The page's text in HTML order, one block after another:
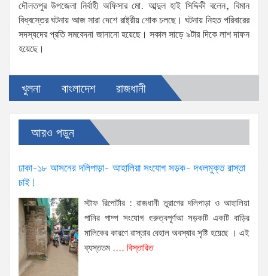
দৌলতপুর উপজেলা নির্বাহী অফিসার মো. আব্দুল হাই সিদ্দিকী বলেন, বিমান
বিধ্বস্তের ঘটনায় আজ সারা দেশে রাষ্ট্রীয় শোক চলছে। ঘটনায় নিহত পরিবারের
সদস্যদের প্রতি সমবেদনা জানানো হয়েছে। সকাল সাড়ে ৯টার দিকে লাশ দাফন
হয়েছে।
খুলনা বাংলাদেশ রাজধানী
আরও পড়ুন
ঢাকা-১৮ আসনের দলিপাড়া- আহালিয়া সংযোগ সড়ক- দখলমুক্ত রাস্তা
চাই!
স্টাফ রিপোর্টার : রাজধানী তুরাগের দলিপাড়া ও আহালিয়া
পানির পাম্প সংযোগ গুরুত্বপূর্ণআ সড়কটি একটি বাড়ির
মালিকের কারণে রাস্তার বেহাল অবস্থার সৃষ্টি হয়েছে । এই
ব্যস্ততম .... বিস্তারিত